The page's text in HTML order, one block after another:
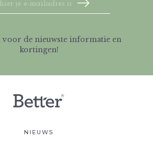
de nieuwste informatie en
kortingen!
NIEUWS